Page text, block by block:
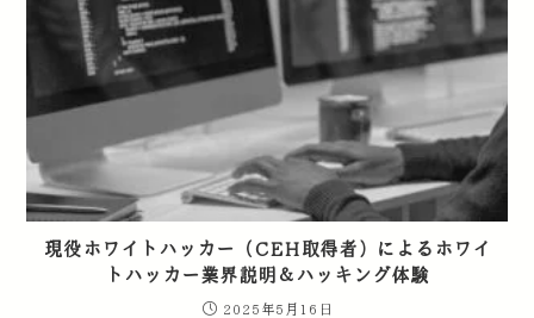
現役ホワイトハッカー（CEH取得者）によるホワイ
トハッカー業界説明＆ハッキング体験
2025年5月16日